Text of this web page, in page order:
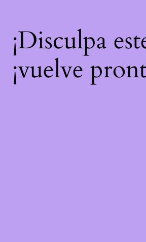
¡Disculpa
¡vuelve